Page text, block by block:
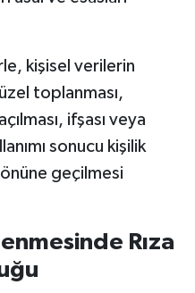
kişisel verilerin
toplanması,
ifşası veya
sonucu kişilik
önüne geçilmesi
Rıza